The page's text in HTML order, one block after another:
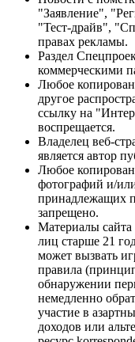
"Заявление",
"Тест-драйв",
правах рекламы.
Раздел
коммерческими
Любое
другое
ссылку на
воспрещается.
Владелец веб-
является автор
Любое
фотографий и/
принадлежащих
запрещено.
Материалы сайта
лиц старше 21
может вызвать
правила
обнаружении
немедленно
участие в
доходов или